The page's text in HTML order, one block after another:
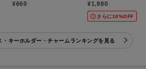
¥660 ¥1,980
さらに10%OFF
・キーホルダー・チャームランキングを見る